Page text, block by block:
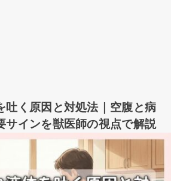
吐く原因と対処法｜空腹と病
サインを獣医師の視点で解説